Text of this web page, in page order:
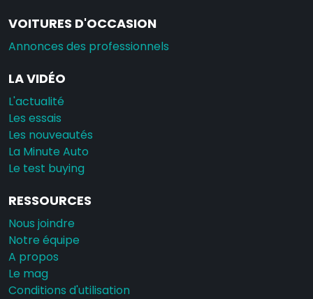
VOITURES D'OCCASION
Annonces des professionnels
LA VIDÉO
L'actualité
Les essais
Les nouveautés
La Minute Auto
Le test buying
RESSOURCES
Nous joindre
Notre équipe
A propos
Le mag
Conditions d'utilisation